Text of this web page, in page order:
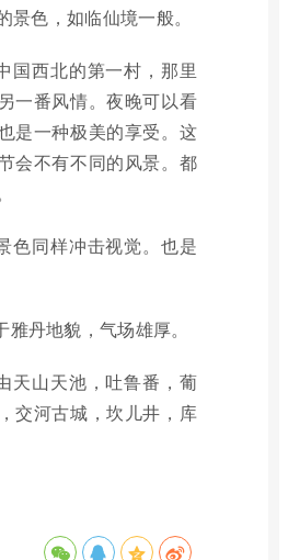
景色，如临仙境一般。
国西北的第一村，那里
一番风情。夜晚可以看
是一种极美的享受。这
会不有不同的风景。都
色同样冲击视觉。也是
雅丹地貌，气场雄厚。
天山天池，吐鲁番，葡
交河古城，坎儿井，库